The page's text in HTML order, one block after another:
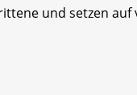
und setzen